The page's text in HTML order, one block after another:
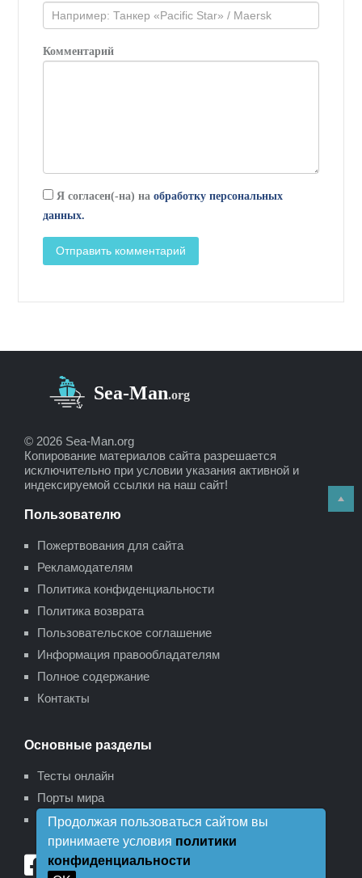
Комментарий
Я согласен(-на) наобработку персональных
данных.
© 2026 Sea-Man.org
Копирование материалов сайта разрешается
исключительно при условии указания активной и
индексируемой ссылки на наш сайт!
Пользователю
Пожертвования для сайта
Рекламодателям
Политика конфиденциальности
Политика возврата
Пользовательское соглашение
Информация правообладателям
Полное содержание
Контакты
Основные разделы
Тесты онлайн
Порты мира
Карта сайта
Продолжая пользоваться сайтом вы
принимаете условия политики
конфиденциальности